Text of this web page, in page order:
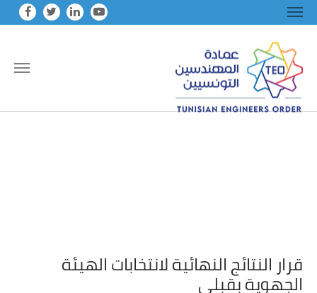
قرار النتائج النهائية لانتخابات الهيئة
الجهوية بقبلي